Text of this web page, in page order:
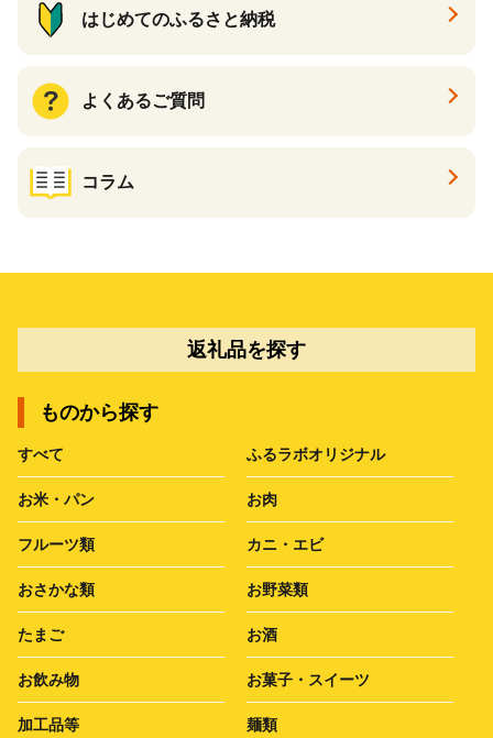
はじめてのふるさと納税
よくあるご質問
コラム
返礼品を探す
ものから探す
すべて ふるラボオリジナル
お米・パン お肉
フルーツ類 カニ・エビ
おさかな類 お野菜類
たまご お酒
お飲み物 お菓子・スイーツ
加工品等 麺類